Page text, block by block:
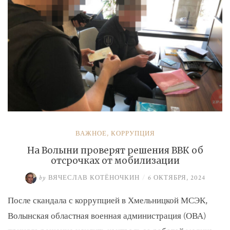
ВАЖНОЕ, КОРРУПЦИЯ
На Волыни проверят решения ВВК об
отсрочках от мобилизации
by ВЯЧЕСЛАВ КОТЁНОЧКИН / 6 ОКТЯБРЯ, 2024
После скандала с коррупцией в Хмельницкой МСЭК,
Волынская областная военная администрация (ОВА)